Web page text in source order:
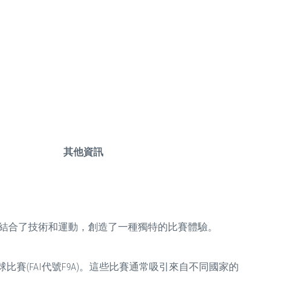
其他資訊
了技術和運動，創造了一種獨特的比賽體驗。
賽(FAI代號F9A)。這些比賽通常吸引來自不同國家的